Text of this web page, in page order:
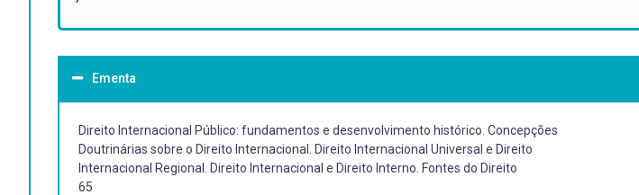
Ementa
Direito Internacional Público: fundamentos e desenvolvimento histórico. Concepções
Doutrinárias sobre o Direito Internacional. Direito Internacional Universal e Direito
Internacional Regional. Direito Internacional e Direito Interno. Fontes do Direito
65